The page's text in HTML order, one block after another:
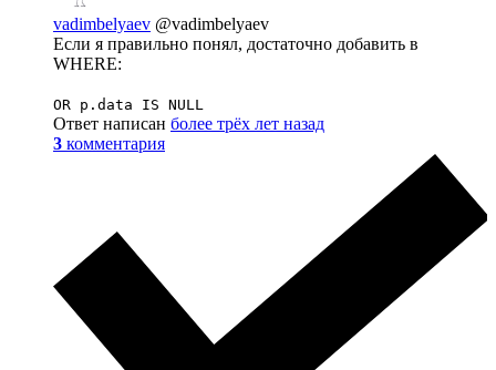
vadimbelyaev @vadimbelyaev
Если я правильно понял, достаточно добавить в
WHERE:
OR p.data IS NULL
Ответ написан более трёх лет назад
3 комментария